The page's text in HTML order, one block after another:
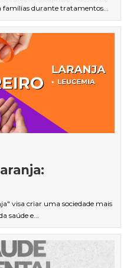
famílias durante tratamentos...
visa criar uma sociedade mais
saúde e...